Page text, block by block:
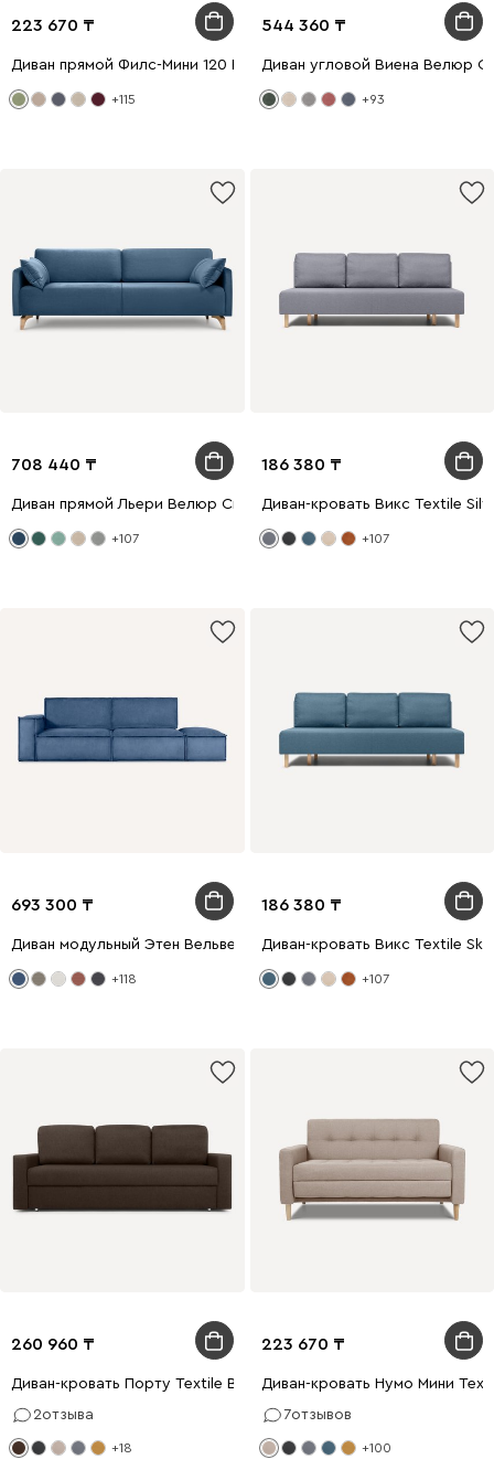
223 670
Диван прямой Филс-Мини 120 Велюр Оливковый
+115
544 360
Диван угловой Виена Велюр
+93
708 440
Диван прямой Льери Велюр Синий
+107
186 380
Диван-кровать Викс Textile
+107
693 300
Диван модульный Этен Вельвет Синий
+118
186 380
Диван-кровать Викс Textile Sky
+107
260 960
Диван-кровать Порту Textile Brown
2отзыва
+18
223 670
Диван-кровать Нумо Мини
7отзывов
+100